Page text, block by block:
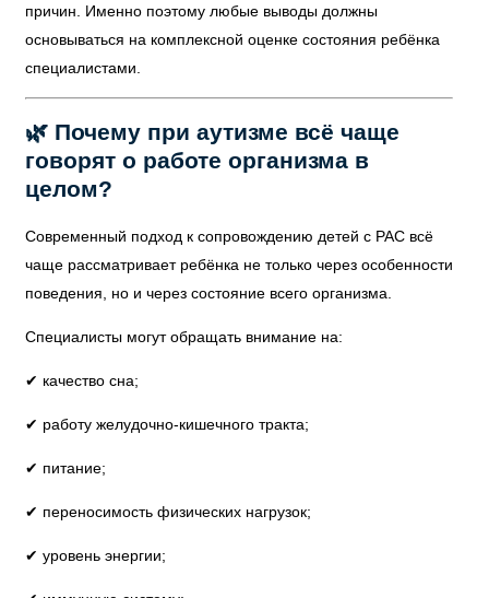
причин. Именно поэтому любые выводы должны
основываться на комплексной оценке состояния ребёнка
специалистами.
🌿 Почему при аутизме всё чаще
говорят о работе организма в
целом?
Современный подход к сопровождению детей с РАС всё
чаще рассматривает ребёнка не только через особенности
поведения, но и через состояние всего организма.
Специалисты могут обращать внимание на:
✔ качество сна;
✔ работу желудочно-кишечного тракта;
✔ питание;
✔ переносимость физических нагрузок;
✔ уровень энергии;